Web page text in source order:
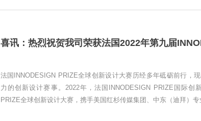
法国INNODESIGN PRIZE全球创新设计大赛历经多年砥砺前行，
力的创新设计赛事。2022年，法国INNODESIGN PRIZE国际创
PRIZE全球创新设计大赛，携手美国红杉传媒集团、中东（迪拜）